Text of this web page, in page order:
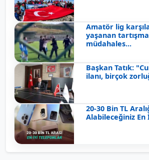
Amatör lig
yaşanan
müdahales...
Başkan Tatık:
ilanı, birçok
20-30 Bin TL
Alabileceğiniz En